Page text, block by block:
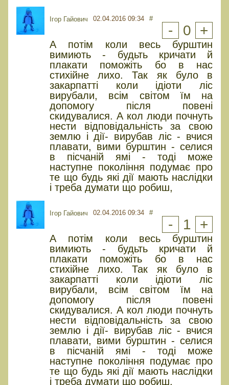
Ігор Гайович 02.04.2016 09:34 #
- 0 +
А потім коли весь бурштин
вимиють - будьть кричати й
плакати поможіть бо в нас
стихійне лихо. Так як було в
закарпатті коли ідіоти ліс
вирубали, всім світом їм на
допомогу після повені
скидувалися. А кол люди почнуть
нести відповідальність за свою
землю і дії- вирубав ліс - вчися
плавати, вими бурштин - селися
в пісчаній ямі - тоді може
наступне покоління подумає про
те що будь які дії мають наслідки
і треба думати що робиш,
Ігор Гайович 02.04.2016 09:34 #
- 1 +
А потім коли весь бурштин
вимиють - будьть кричати й
плакати поможіть бо в нас
стихійне лихо. Так як було в
закарпатті коли ідіоти ліс
вирубали, всім світом їм на
допомогу після повені
скидувалися. А кол люди почнуть
нести відповідальність за свою
землю і дії- вирубав ліс - вчися
плавати, вими бурштин - селися
в пісчаній ямі - тоді може
наступне покоління подумає про
те що будь які дії мають наслідки
і треба думати що робиш,